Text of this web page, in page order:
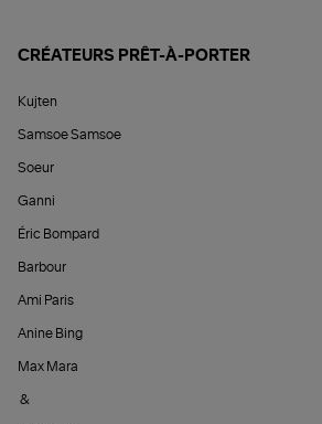
CRÉATEURS PRÊT-À-PORTER
Kujten
Samsoe Samsoe
Soeur
Ganni
Éric Bompard
Barbour
Ami Paris
Anine Bing
Max Mara
&